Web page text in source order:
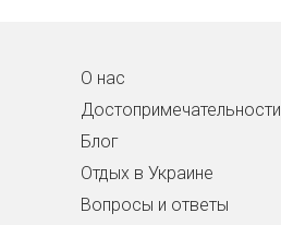
О нас
Достопримечательности
Блог
Отдых в Украине
Вопросы и ответы